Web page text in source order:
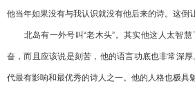
他当年如果没有与我认识就没有他后来的诗。这倒
北岛有一外号叫“老木头”。其实他这人太智慧
奋，而且应该说是刻苦，他的语言功底也非常深
代最有影响和最优秀的诗人之一。他的人格也极具魅